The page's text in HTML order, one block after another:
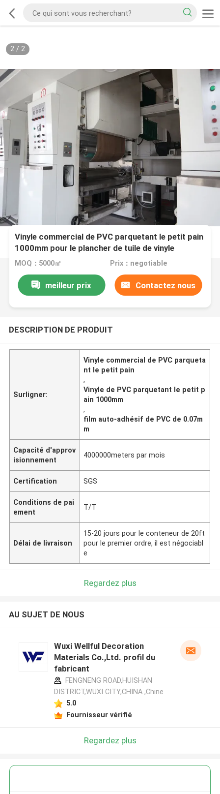
2/ 2
Vinyle commercial de PVC parquetant le petit pain
1000mm pour le plancher de tuile de vinyle
MOQ：5000㎡ Prix：negotiable
meilleur prix Contactez nous
DESCRIPTION DE PRODUIT
Surligner:
Vinyle commercial de PVC parqueta
nt le petit pain
,
Vinyle de PVC parquetant le petit p
ain 1000mm
,
film auto-adhésif de PVC de 0.07m
m
Capacité d'approv
isionnement
4000000meters par mois
Certification SGS
Conditions de pai
ement
T/T
Délai de livraison
15-20 jours pour le conteneur de 20ft
pour le premier ordre, il est négociabl
e
Regardez plus
AU SUJET DE NOUS
Wuxi Wellful Decoration
Materials Co.,Ltd. profil du
fabricant
FENGNENG ROAD,HUISHAN
DISTRICT,WUXI CITY,CHINA ,Chine
5.0
Fournisseur vérifié
Regardez plus